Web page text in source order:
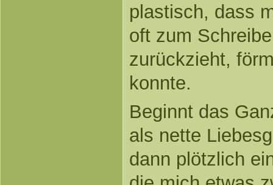
plastisch, dass
oft zum
zurückzieht,
konnte.
Beginnt das
als nette
dann plötzlich